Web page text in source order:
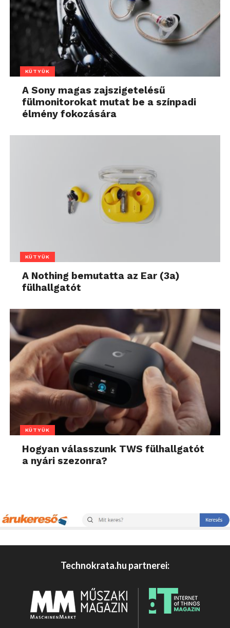
KÜTYÜK
A Sony magas zajszigetelésű
fülmonitorokat mutat be a színpadi
élmény fokozására
KÜTYÜK
A Nothing bemutatta az Ear (3a)
fülhallgatót
KÜTYÜK
Hogyan válasszunk TWS fülhallgatót
a nyári szezonra?
Technokrata.hu partnerei: